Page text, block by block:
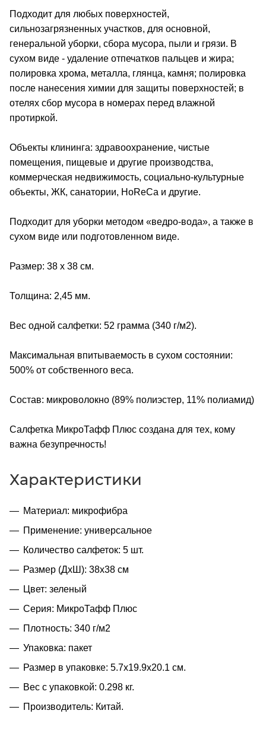
Подходит для любых поверхностей,
сильнозагрязненных участков, для основной,
генеральной уборки, сбора мусора, пыли и грязи. В
сухом виде - удаление отпечатков пальцев и жира;
полировка хрома, металла, глянца, камня; полировка
после нанесения химии для защиты поверхностей; в
отелях сбор мусора в номерах перед влажной
протиркой.
Объекты клининга: здравоохранение, чистые
помещения, пищевые и другие производства,
коммерческая недвижимость, социально-культурные
объекты, ЖК, санатории, HoReCa и другие.
Подходит для уборки методом «ведро-вода», а также в
сухом виде или подготовленном виде.
Размер: 38 х 38 см.
Толщина: 2,45 мм.
Вес одной салфетки: 52 грамма (340 г/м2).
Максимальная впитываемость в сухом состоянии:
500% от собственного веса.
Состав: микроволокно (89% полиэстер, 11% полиамид)
Салфетка МикроТафф Плюс создана для тех, кому
важна безупречность!
Характеристики
Материал: микрофибра
Применение: универсальное
Количество салфеток: 5 шт.
Размер (ДхШ): 38х38 см
Цвет: зеленый
Серия: МикроТафф Плюс
Плотность: 340 г/м2
Упаковка: пакет
Размер в упаковке: 5.7x19.9x20.1 см.
Вес с упаковкой: 0.298 кг.
Производитель: Китай.